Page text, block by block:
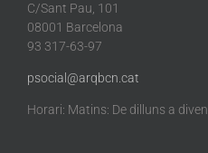
C/Sant Pau, 101
08001 Barcelona
93 317-63-97
psocial@arqbcn.cat
Horari: Matins: De dilluns a